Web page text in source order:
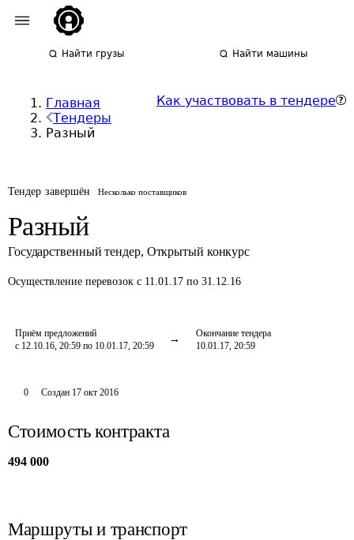
Найти грузы Найти машины
Главная
Тендеры
Разный
Как участвовать в тендере
Тендер завершён Несколько поставщиков
Разный
Государственный тендер, Открытый конкурс
Осуществление перевозок с 11.01.17 по 31.12.16
Приём предложений
с 12.10.16, 20:59 по 10.01.17, 20:59
Окончание тендера
10.01.17, 20:59
0 Создан 17 окт 2016
Стоимость контракта
494 000
Маршруты и транспорт